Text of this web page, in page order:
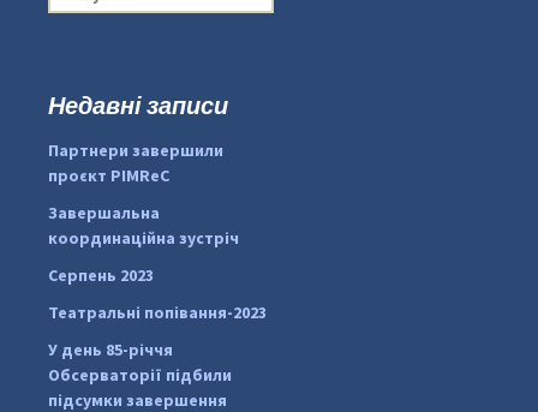
#PipIvanToday
pimrec_project
о
:Недавні записи
Партнери завершили
проєкт PIMReC
Завершальна
координаційна зустріч
Серпень 2023
Театральні попівання-2023
У день 85-річчя
Обсерваторії підбили
підсумки завершення